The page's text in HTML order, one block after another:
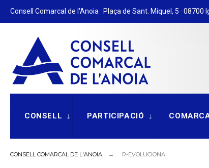
Skip
to
Consell Comarcal de l'Anoia · Plaça de Sant. Miquel, 5 · 08700
CONSELL PARTICIPACIÓ
CONSELL COMARCAL DE L'ANOIA R-EVOLUCIONA!